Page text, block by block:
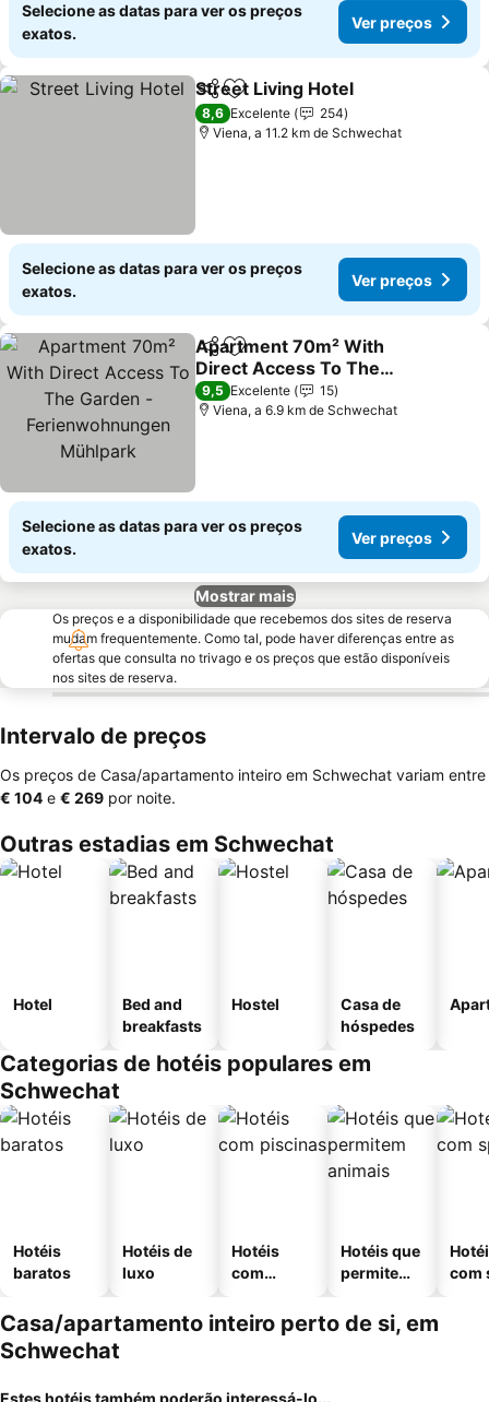
Selecione as datas para ver os preços
exatos.
Ver preços
PartilharAdicionar aos favoritos
Street Living Hotel
8,6 Excelente
254
Viena, a 11.2 km de Schwechat
Selecione as datas para ver os preços
exatos.
Ver preços
PartilharAdicionar aos favoritos
Apartment 70m² With
Direct Access To The
Garden -
Ferienwohnungen
9,5 Excelente
15
Viena, a 6.9 km de Schwechat
Selecione as datas para ver os preços
exatos.
Ver preços
Mostrar mais
Os preços e a disponibilidade que recebemos dos sites de reserva
mudam frequentemente. Como tal, pode haver diferenças entre as
ofertas que consulta no trivago e os preços que estão disponíveis
nos sites de reserva.
Intervalo de preços
Os preços de Casa/apartamento inteiro em Schwechat variam entre
‎€ 104 e ‎€ 269 por noite.
Outras estadias em Schwechat
Hotel
Bed and
breakfasts
Hostel
Casa de
hóspedes
Categorias de hotéis populares em
Schwechat
Hotéis
baratos
Hotéis de
luxo
Hotéis
com
Hotéis que
permitem
com
Casa/apartamento inteiro perto de si, em
Schwechat
Estes hotéis também poderão interessá-lo...